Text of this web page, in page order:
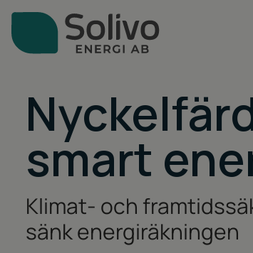
Företag
Tjänster för
Företag
Lantbrukare
Artiklar & guider
Om oss
Om oss
Varumärken
Kontakt
smart
Klimat- och
sänk energiräkningen